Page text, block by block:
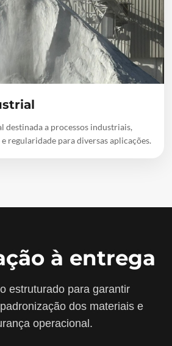
a processos industriais,
regularidade para diversas aplicações.
à entrega
estruturado para garantir
dos materiais e
operacional.